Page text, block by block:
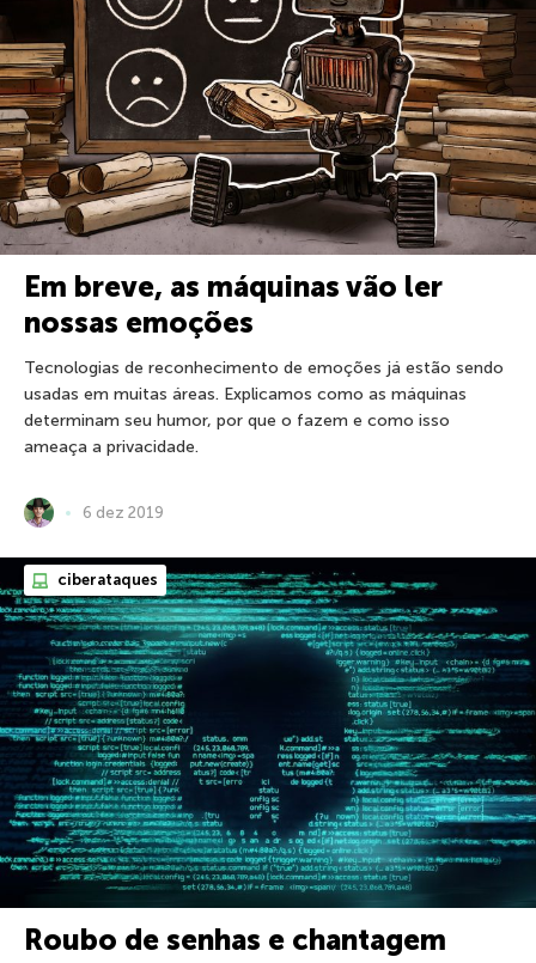
Em breve, as máquinas vão ler
nossas emoções
Tecnologias de reconhecimento de emoções já estão sendo
usadas em muitas áreas. Explicamos como as máquinas
determinam seu humor, por que o fazem e como isso
ameaça a privacidade.
6 dez 2019
ciberataques
Roubo de senhas e chantagem